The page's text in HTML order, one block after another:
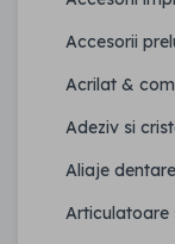
Accesorii
Acrilat &
Adeziv si
Aliaje
Articulatoare